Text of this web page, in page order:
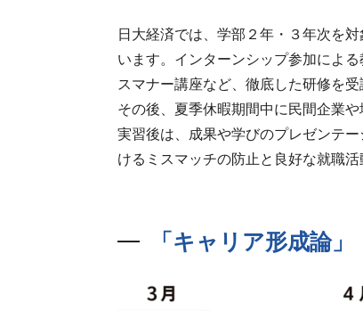
日大経済では、学部２年・３年次を
います。インターンシップ参加によ
スマナー講座など、徹底した研修を受
その後、夏季休暇期間中に民間企業
実習後は、成果や学びのプレゼンテ
けるミスマッチの防止と良好な就職活
「キャリア形成論